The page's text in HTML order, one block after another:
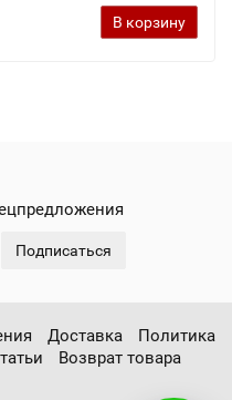
В корзину
Подписаться
Доставка
Политика
Возврат товара